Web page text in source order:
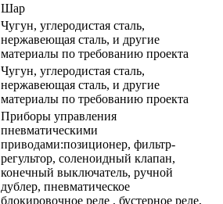
Шар
Чугун, углеродистая сталь,
нержавеющая сталь, и другие
материалы по требованию проекта
Чугун, углеродистая сталь,
нержавеющая сталь, и другие
материалы по требованию проекта
Приборы управления
пневматическими
приводами:позиционер, фильтр-
регультор, соленоидный клапан,
конечный выключатель, ручной
дублер, пневматическое
блокировочное реле , бустерное реле,